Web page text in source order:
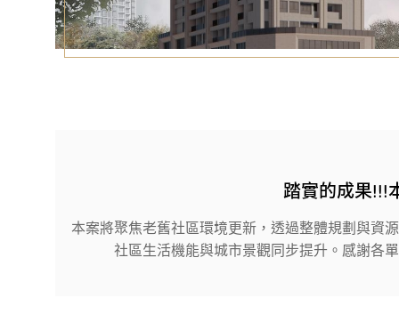
踏實的成果!!!
本案將聚焦老舊社區環境更新，透過整體規劃與資
社區生活機能與城市景觀同步提升。感謝各